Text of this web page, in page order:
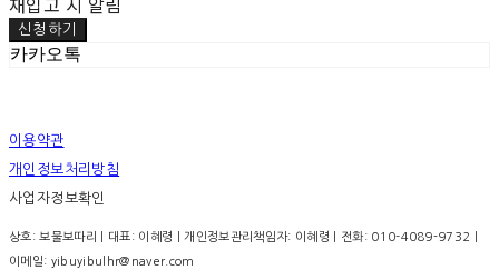
신청하기
카카오톡
이용약관
개인정보처리방침
사업자정보확인
상호: 보물보따리 | 대표: 이혜령 | 개인정보관리책임자: 이혜령 | 전화: 010-4089-9732 |
이메일: yibuyibulhr@naver.com